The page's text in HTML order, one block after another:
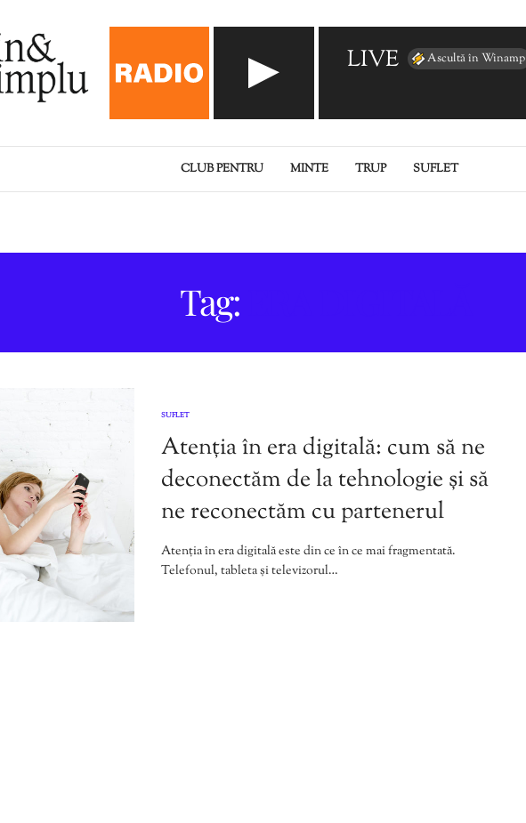
LIVE Ascultă în Winamp
CLUB PENTRU MINTE TRUP SUFLET
Tag:
SUFLET
Atenția în era digitală: cum să ne
deconectăm de la tehnologie și să
ne reconectăm cu partenerul
Atenția în era digitală este din ce în ce mai fragmentată.
Telefonul, tableta și televizorul…